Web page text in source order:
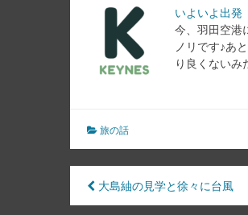
いよいよ出発
今、羽田空港
ノリです♪あ
り良くない
旅の話
投大島紬の見学と徐々に台風